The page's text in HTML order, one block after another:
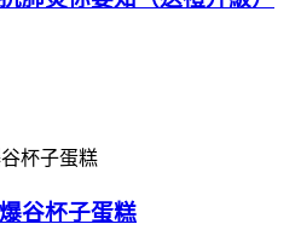
谷杯子蛋糕